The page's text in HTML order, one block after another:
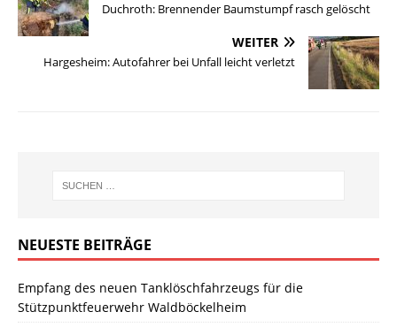
Duchroth: Brennender Baumstumpf rasch gelöscht
WEITER
Hargesheim: Autofahrer bei Unfall leicht verletzt
NEUESTE BEITRÄGE
Empfang des neuen Tanklöschfahrzeugs für die
Stützpunktfeuerwehr Waldböckelheim